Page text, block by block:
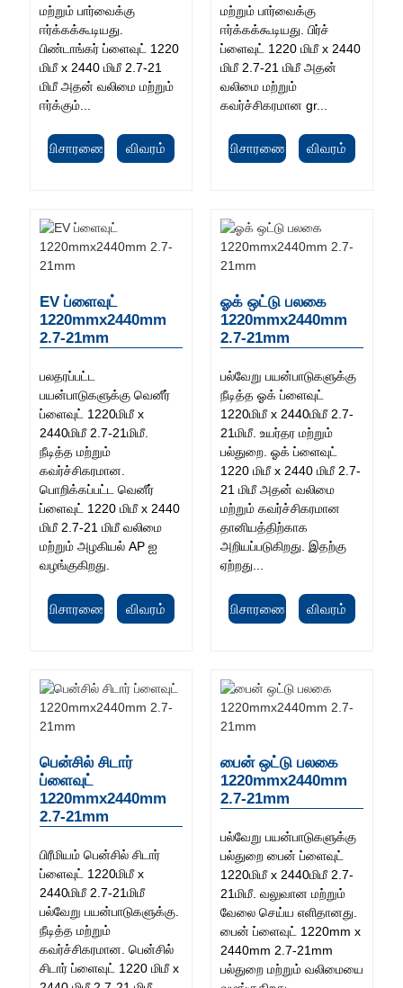
மற்றும் பார்வைக்கு
ஈர்க்கக்கூடியது.
பிண்டாங்கர் ப்ளைவுட் 1220
மிமீ x 2440 மிமீ 2.7-21
மிமீ அதன் வலிமை மற்றும்
ஈர்க்கும்...
விசாரணை விவரம்
மற்றும் பார்வைக்கு
ஈர்க்கக்கூடியது. பிர்ச்
ப்ளைவுட் 1220 மிமீ x 2440
மிமீ 2.7-21 மிமீ அதன்
வலிமை மற்றும்
கவர்ச்சிகரமான gr...
விசாரணை விவரம்
EV ப்ளைவுட்
1220mmx2440mm
2.7-21mm
பலதரப்பட்ட
பயன்பாடுகளுக்கு வெனீர்
ப்ளைவுட் 1220மிமீ x
2440மிமீ 2.7-21மிமீ.
நீடித்த மற்றும்
கவர்ச்சிகரமான.
பொறிக்கப்பட்ட வெனீர்
ப்ளைவுட் 1220 மிமீ x 2440
மிமீ 2.7-21 மிமீ வலிமை
மற்றும் அழகியல் AP ஐ
வழங்குகிறது.
விசாரணை விவரம்
ஓக் ஒட்டு பலகை
1220mmx2440mm
2.7-21mm
பல்வேறு பயன்பாடுகளுக்கு
நீடித்த ஓக் ப்ளைவுட்
1220மிமீ x 2440மிமீ 2.7-
21மிமீ. உயர்தர மற்றும்
பல்துறை. ஓக் ப்ளைவுட்
1220 மிமீ x 2440 மிமீ 2.7-
21 மிமீ அதன் வலிமை
மற்றும் கவர்ச்சிகரமான
தானியத்திற்காக
அறியப்படுகிறது. இதற்கு
ஏற்றது...
விசாரணை விவரம்
பென்சில் சிடார்
ப்ளைவுட்
1220mmx2440mm
2.7-21mm
பிரீமியம் பென்சில் சிடார்
ப்ளைவுட் 1220மிமீ x
2440மிமீ 2.7-21மிமீ
பல்வேறு பயன்பாடுகளுக்கு.
நீடித்த மற்றும்
கவர்ச்சிகரமான. பென்சில்
சிடார் ப்ளைவுட் 1220 மிமீ x
பைன் ஒட்டு பலகை
1220mmx2440mm
2.7-21mm
பல்வேறு பயன்பாடுகளுக்கு
பல்துறை பைன் ப்ளைவுட்
1220மிமீ x 2440மிமீ 2.7-
21மிமீ. வலுவான மற்றும்
வேலை செய்ய எளிதானது.
பைன் ப்ளைவுட் 1220mm x
2440mm 2.7-21mm
பல்துறை மற்றும் வலிமையை